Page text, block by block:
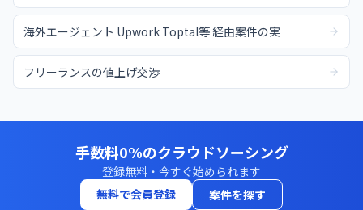
海外エージェント Upwork Toptal等 経由案件の実
フリーランスの値上げ交渉
手数料0%のクラウドソーシング
登録無料・今すぐ始められます
無料で会員登録
案件を探す